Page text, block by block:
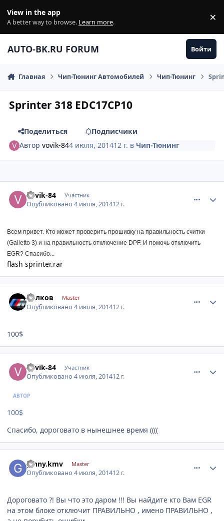
View in the app
A better way to browse. Learn more. ×
AUTO-BK.RU FORUM Войти
Главная Чип-Тюнинг Автомобилей Чип-Тюнинг
Sprinter 318 EDC17CP10
Поделиться
Подписчики
Авторvovik-844 июля, 201412 г. вЧип-Тюнинг
vovik-84 Участник
Опубликовано4 июля, 201412 г.
Всем привет. Кто может проверить прошивку на правильность считки
(Galletto 3) и на правильность отключение DPF. И помочь отключить
EGR? Спасибо...
flash sprinter.rar
Волков Master
Опубликовано4 июля, 201412 г.
100$
vovik-84 Участник
Опубликовано4 июля, 201412 г.
АВТОР
100$
Спасибо, дороговато в нынешнее время ((((
ginny.kmv Master
Опубликовано4 июля, 201412 г.
Дороговато ?! Вы что это даром !!! Вы найдите кто Вам EGR
на этом блоке отключит ПРАВИЛЬНО , имено ПРАВИЛЬНО ,